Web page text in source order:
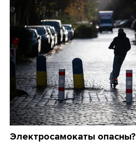
Электросамокаты опасны?